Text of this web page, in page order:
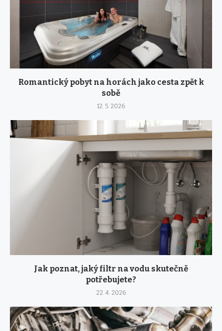
Romantický pobyt na horách jako cesta zpět k
sobě
12. 5. 2026
Jak poznat, jaký filtr na vodu skutečně
potřebujete?
22. 4. 2026